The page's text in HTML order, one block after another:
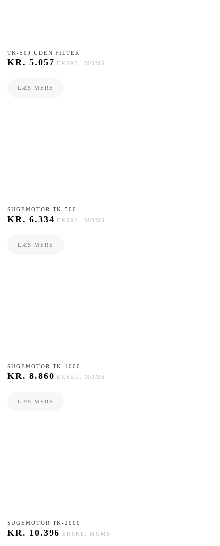
TK-500 UDEN FILTER
KR. 5.057 EKSKL. MOMS
LÆS MERE
​SUGEMOTOR TK-500
KR. 6.334 EKSKL. MOMS
LÆS MERE
SUGEMOTOR TK-1000
KR. 8.860 EKSKL. MOMS
LÆS MERE
SUGEMOTOR TK-2000
KR. 10.396 EKSKL. MOMS